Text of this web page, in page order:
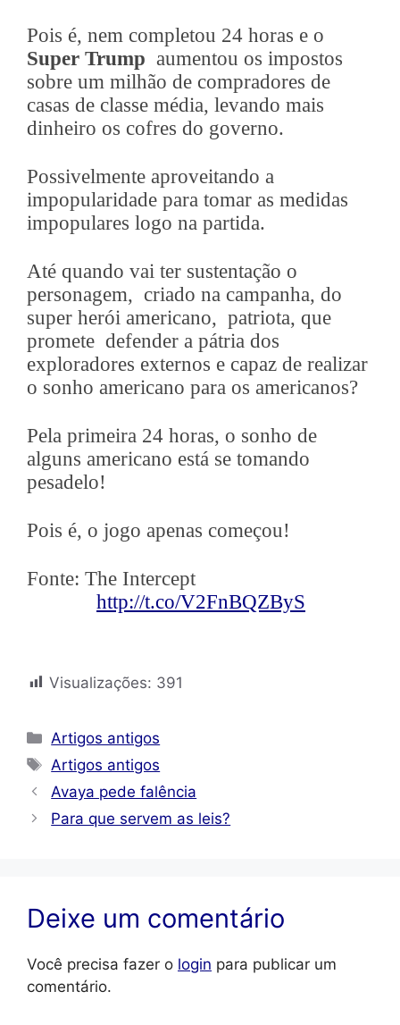
Pois é, nem completou 24 horas e o
Super Trump aumentou os impostos
sobre um milhão de compradores de
casas de classe média, levando mais
dinheiro os cofres do governo.
Possivelmente aproveitando a
impopularidade para tomar as medidas
impopulares logo na partida.
Até quando vai ter sustentação o
personagem, criado na campanha, do
super herói americano, patriota, que
promete defender a pátria dos
exploradores externos e capaz de realizar
o sonho americano para os americanos?
Pela primeira 24 horas, o sonho de
alguns americano está se tomando
pesadelo!
Pois é, o jogo apenas começou!
Fonte: The Intercept
http://t.co/V2FnBQZByS
Visualizações: 391
Categorias
Artigos antigos
Tags
Artigos antigos
Avaya pede falência
Para que servem as leis?
Deixe um comentário
Você precisa fazer o login para publicar um
comentário.